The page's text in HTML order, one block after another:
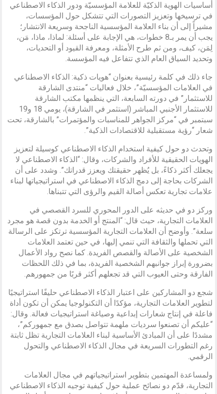
أساسيات الهوية الذكيّة للعلامة المؤسسيّة ودور الذكاء الاصطناعي
في ترسيخها وتعزيز التصورات التي تتشكل حول المؤسسات،
مشيراً إلى أن بناء العلامة المؤسسية الناجحة وسريعة الانتشار؛
يجب أن يمر بـ8 خطوات، هي الإجابة على أسئلة: لماذا، ماذا، مَن،
لِمَن، كيف، ومن ثم طرح الأمثلة، ومعرفة القيود أو التحديات،
وتحديد السياق العام الذي تتفاعل فيه المؤسسة.
جاء ذلك في كلمة رئيسية بعنوان “هويات ذكية: الذكاء الاصطناعي
في العلامات المؤسسيّة”، خلال فعاليات “منتدى الشارقة
للاستثمار” في دورته السابعة، التي ينظمها مكتب الشارقة
للاستثمار الأجنبي المباشر (استثمر في الشارقة)، يومي 18 و19
سبتمبر في “مركز الجواهر للمناسبات والمؤتمرات” بالشارقة، تحت
شعار “رؤية مستقبلية للاقتصادات الذكية”.
وتحدث دو حول كيفية استخدام الذكاء الاصطناعي كوسيلة لتعزيز
الهويات الحقيقية للأفراد والشركات، وقال: “الذكاء الاصطناعي لا
يجعلك أكثر ذكاءً، بل يُظهر حقيقتك ويعزز قدراتك”. وشدد على أن
الشركات بحاجة إلى دمج الذكاء الاصطناعي في استراتيجياتها لبناء
علامات تجارية تعكس أصالة القيم والرؤى التي تتبناها.
وركز دو في حديثه على الدور المحوري للسرد القصصي في
العلامات التجارية، حيث قال: “المنتج أو الخدمة بدون قصة هو مجرد
سلعة”. وأوضح أن العلامات التجارية المؤسسية ترتكز على الرسالة
التي تحملها والثقافة التي تنمي إليها، في حين تعتمد العلامات
الشخصية على الأصالة والقصص الفريدة. كما نصح رواد الأعمال
بضرورة إبراز جوانبهم الشخصية الفريدة، بما في ذلك اللحظات
الفارقة وحتى العيوب التي قد تجعلهم أكثر قربًا من جمهورهم.
شجع دو المشاركين على اعتبار الذكاء الاصطناعي حليفًا استراتيجيًا
لتطوير العلامات التجارية، مؤكدًا أن التكنولوجيا يمكن أن تكون أداة
فاعلة في إنتاج شعارات إبداعية وصياغة استراتيجيات فعالة. وقال:
“عليكم أن تصنعوا سرديات ملهمة تتواصل بصدق مع جمهوركم”،
مشددًا على أن المبادئ الأساسية لبناء العلامات التجارية تظل ثابتة
رغم التطورات السريعة في مجال الذكاء الاصطناعي والتحول
الرقمي.
ولمساعدة المهتمين بتطوير استراتيجياتهم في مجال العلامات
التجارية، قدّم دو نصائح عملية حول كيفية توجيه الذكاء الاصطناعي